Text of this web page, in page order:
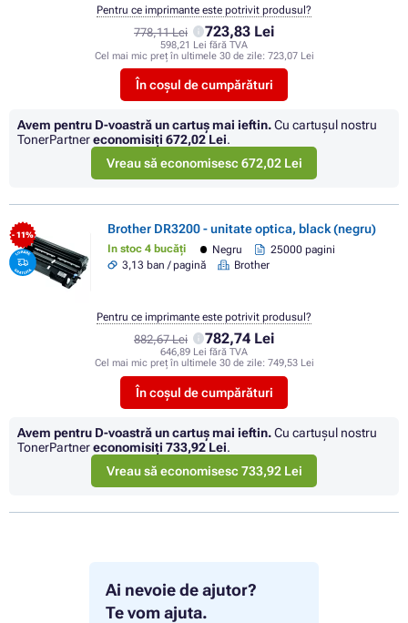
Ai nevoie de ajutor?
Te vom ajuta.
778,11 Lei 723,83 Lei
598,21 Lei fără TVA
Cel mai mic preț în ultimele 30 de zile: 723,07 Lei
În coșul de cumpărături
Pentru ce imprimante este potrivit produsul?
Avem pentru D-voastră un cartuș mai ieftin.Cu cartuşul nostru
TonerPartnereconomisiţi 672,02 Lei.
Vreau să economisesc 672,02 Lei
- 11% Brother DR3200 - unitate optica, black (negru)
In stoc 4 bucăți Negru
25000 pagini
3,13 ban / pagină
Brother
882,67 Lei 782,74 Lei
646,89 Lei fără TVA
Cel mai mic preț în ultimele 30 de zile: 749,53 Lei
În coșul de cumpărături
Pentru ce imprimante este potrivit produsul?
Avem pentru D-voastră un cartuș mai ieftin.Cu cartuşul nostru
TonerPartnereconomisiţi 733,92 Lei.
Vreau să economisesc 733,92 Lei